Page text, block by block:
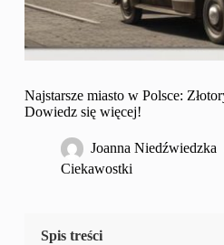
Najstarsze miasto w Polsce:
Dowiedz się więcej!
Joanna Niedźwiedzka
Ciekawostki
Spis treści